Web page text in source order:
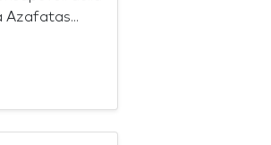
Azafatas...